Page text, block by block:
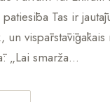
Tas ir
vispārstāvīgākais
„Lai smarža…